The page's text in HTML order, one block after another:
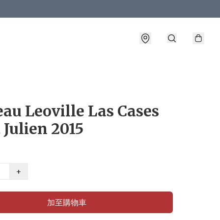
Leoville Las Cases
2015
+
加至購物車